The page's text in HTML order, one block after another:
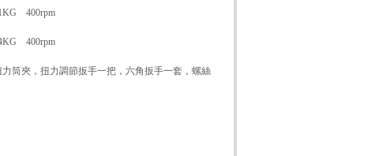
400rpm
400rpm
夾，扭力調節扳手一把，六角扳手一套，螺絲